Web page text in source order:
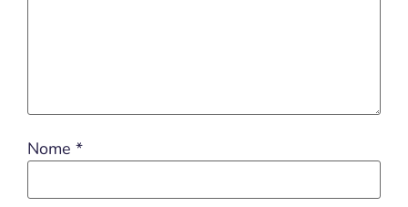
Nome *